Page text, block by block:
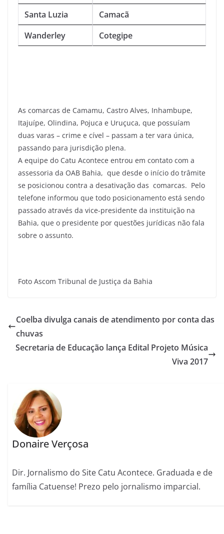
Santa Luzia
Camacã
Wanderley
Cotegipe
As comarcas de Camamu, Castro Alves, Inhambupe,
Itajuípe, Olindina, Pojuca e Uruçuca, que possuíam
duas varas – crime e cível – passam a ter vara única,
passando para jurisdição plena.
A equipe do Catu Acontece entrou em contato com a
assessoria da OAB Bahia, que desde o início do trâmite
se posicionou contra a desativação das comarcas. Pelo
telefone informou que todo posicionamento está sendo
passado através da vice-presidente da instituição na
Bahia, que o presidente por questões jurídicas não fala
sobre o assunto.
Foto Ascom Tribunal de Justiça da Bahia
Coelba divulga canais de atendimento por conta das
chuvas
Secretaria de Educação lança Edital Projeto Música
Viva 2017
Donaire Verçosa
Dir. Jornalismo do Site Catu Acontece. Graduada e de
família Catuense! Prezo pelo jornalismo imparcial.